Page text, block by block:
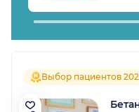
Выбор пациентов